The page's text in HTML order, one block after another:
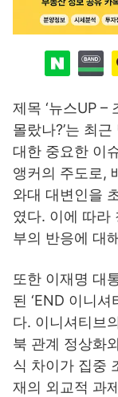
제목 ‘뉴스UP –
몰랐나?’는 최
대한 중요한 이
앵커의 주도로,
와대 대변인을
였다. 이에 따라
부의 반응에 대
또한 이재명 대
된 ‘END 이니
다. 이니셔티브
북 관계 정상화
식 차이가 집중
재의 외교적 과